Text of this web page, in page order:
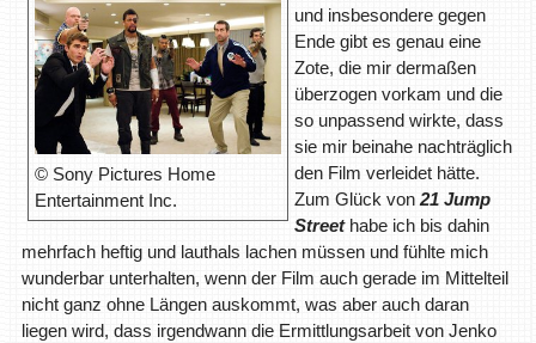
© Sony Pictures Home
Entertainment Inc.
und insbesondere gegen
Ende gibt es genau eine
Zote, die mir dermaßen
überzogen vorkam und die
so unpassend wirkte, dass
sie mir beinahe nachträglich
den Film verleidet hätte.
Zum Glück von21 Jump
Streethabe ich bis dahin
mehrfach heftig und lauthals lachen müssen und fühlte mich
wunderbar unterhalten, wenn der Film auch gerade im Mittelteil
nicht ganz ohne Längen auskommt, was aber auch daran
liegen wird, dass irgendwann die Ermittlungsarbeit von Jenko